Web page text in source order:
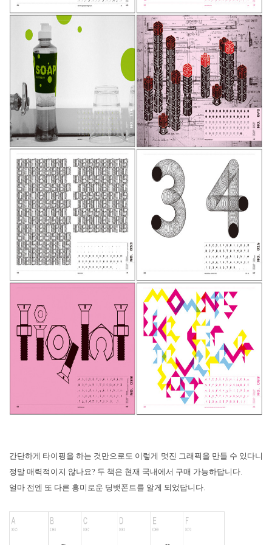
간단하게 타이핑을 하는 것만으로도 이렇게 멋진 그래픽을 만들 수 있다니
정말 매력적이지 않나요? 두 책은 현재 국내에서 구매 가능하답니다.
얼마 전엔 또 다른 흥미로운 딩뱃폰트를 알게 되었답니다.